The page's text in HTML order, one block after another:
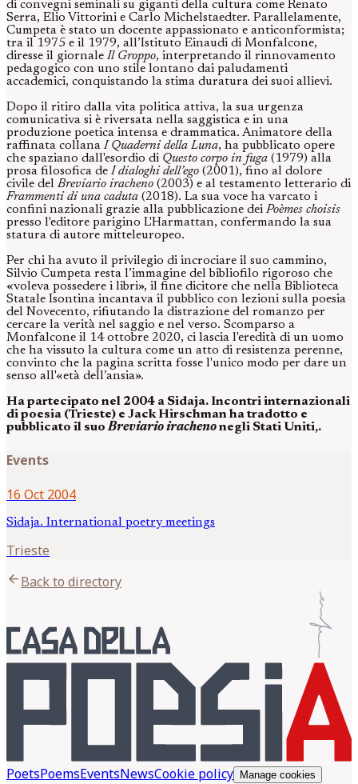
di convegni seminali su giganti della cultura come Renato
Serra, Elio Vittorini e Carlo Michelstaedter. Parallelamente,
Cumpeta è stato un docente appassionato e anticonformista;
tra il 1975 e il 1979, all’Istituto Einaudi di Monfalcone,
diresse il giornale Il Groppo, interpretando il rinnovamento
pedagogico con uno stile lontano dai paludamenti
accademici, conquistando la stima duratura dei suoi allievi.
Dopo il ritiro dalla vita politica attiva, la sua urgenza
comunicativa si è riversata nella saggistica e in una
produzione poetica intensa e drammatica. Animatore della
raffinata collana I Quaderni della Luna, ha pubblicato opere
che spaziano dall'esordio di Questo corpo in fuga (1979) alla
prosa filosofica de I dialoghi dell’ego (2001), fino al dolore
civile delBreviario iracheno (2003) e al testamento letterario di
Frammenti di una caduta (2018). La sua voce ha varcato i
confini nazionali grazie alla pubblicazione dei Poèmes choisis
presso l'editore parigino L'Harmattan, confermando la sua
statura di autore mitteleuropeo.
Per chi ha avuto il privilegio di incrociare il suo cammino,
Silvio Cumpeta resta l’immagine del bibliofilo rigoroso che
«voleva possedere i libri», il fine dicitore che nella Biblioteca
Statale Isontina incantava il pubblico con lezioni sulla poesia
del Novecento, rifiutando la distrazione del romanzo per
cercare la verità nel saggio e nel verso. Scomparso a
Monfalcone il 14 ottobre 2020, ci lascia l'eredità di un uomo
che ha vissuto la cultura come un atto di resistenza perenne,
convinto che la pagina scritta fosse l'unico modo per dare un
senso all'«età dell’ansia».
Ha partecipato nel 2004 a Sidaja. Incontri internazionali
di poesia (Trieste) e Jack Hirschman ha tradotto e
pubblicato il suoBreviario irachenonegli Stati Uniti,.
Events
16 Oct 2004
Sidaja. International poetry meetings
Trieste
arrow_backBack to directory
PoetsPoemsEventsNewsCookie policy Manage cookies